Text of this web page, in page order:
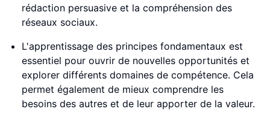
rédaction persuasive et la compréhension des
réseaux sociaux.
L'apprentissage des principes fondamentaux est
essentiel pour ouvrir de nouvelles opportunités et
explorer différents domaines de compétence. Cela
permet également de mieux comprendre les
besoins des autres et de leur apporter de la valeur.